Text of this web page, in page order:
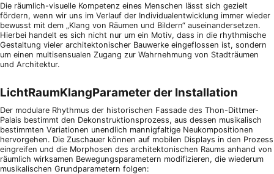
Die räumlich-visuelle Kompetenz eines Menschen lässt sich gezielt
fördern, wenn wir uns im Verlauf der Individualentwicklung immer wieder
bewusst mit dem „Klang von Räumen und Bildern“ auseinandersetzen.
Hierbei handelt es sich nicht nur um ein Motiv, dass in die rhythmische
Gestaltung vieler architektonischer Bauwerke eingeflossen ist, sondern
um einen multisensualen Zugang zur Wahrnehmung von Stadträumen
und Architektur.
LichtRaumKlangParameter der Installation
Der modulare Rhythmus der historischen Fassade des Thon-Dittmer-
Palais bestimmt den Dekonstruktionsprozess, aus dessen musikalisch
bestimmten Variationen unendlich mannigfaltige Neukompositionen
hervorgehen. Die Zuschauer können auf mobilen Displays in den Prozess
eingreifen und die Morphosen des architektonischen Raums anhand von
räumlich wirksamen Bewegungsparametern modifizieren, die wiederum
musikalischen Grundparametern folgen: